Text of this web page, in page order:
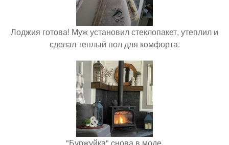
Лоджия готова! Муж установил стеклопакет, утеплил и
сделал теплый пол для комфорта.
"Буржуйка" cнова в моде.